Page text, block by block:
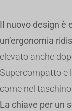
Il nuovo design è
un’ergonomia
elevato anche
Supercompatto e
come nel
La chiave per un